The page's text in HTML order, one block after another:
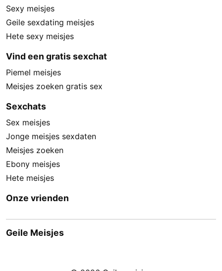
Sexy meisjes
Geile sexdating meisjes
Hete sexy meisjes
Vind een gratis sexchat
Piemel meisjes
Meisjes zoeken gratis sex
Sexchats
Sex meisjes
Jonge meisjes sexdaten
Meisjes zoeken
Ebony meisjes
Hete meisjes
Onze vrienden
Geile Meisjes